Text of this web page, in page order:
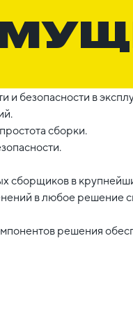
и безопасности в
сборки.
сборщиков в
в любое решение
решения